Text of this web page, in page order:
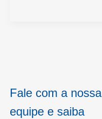
Fale com a nossa
equipe e saiba